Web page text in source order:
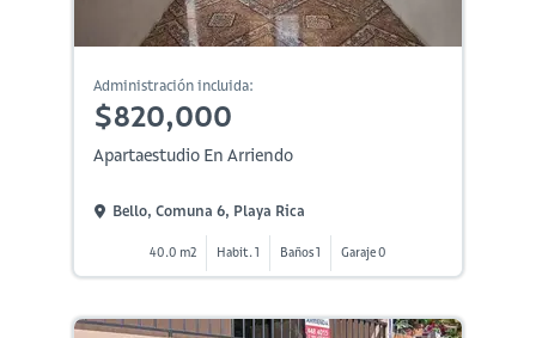
Administración incluida:
$820,000
Apartaestudio En Arriendo
Bello, Comuna 6, Playa Rica
40.0 m2 Habit. 1 Baños 1 Garaje 0